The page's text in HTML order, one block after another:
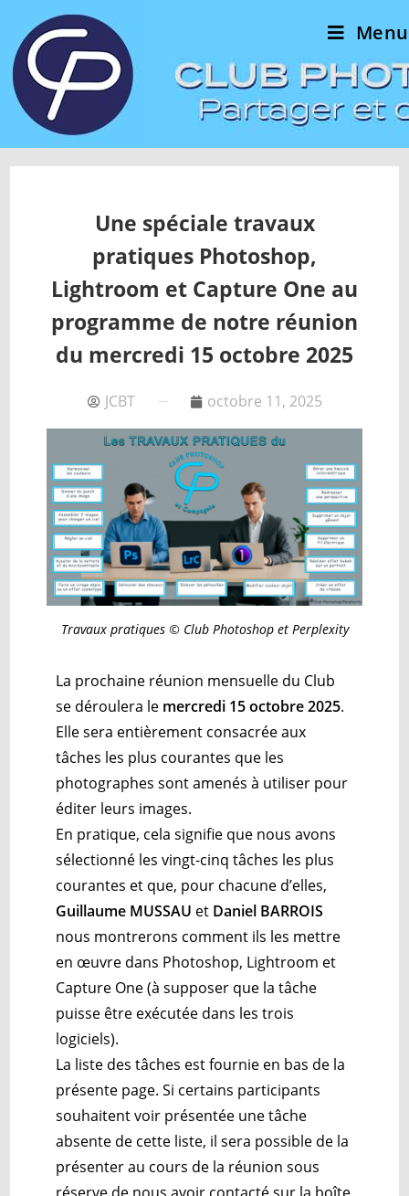
Menu
Une spéciale travaux
pratiques Photoshop,
Lightroom et Capture One au
programme de notre réunion
du mercredi 15 octobre 2025
JCBT octobre 11, 2025
Travaux pratiques © Club Photoshop et Perplexity
La prochaine réunion mensuelle du Club
se déroulera le mercredi 15 octobre 2025.
Elle sera entièrement consacrée aux
tâches les plus courantes que les
photographes sont amenés à utiliser pour
éditer leurs images.
En pratique, cela signifie que nous avons
sélectionné les vingt-cinq tâches les plus
courantes et que, pour chacune d’elles,
Guillaume MUSSAU et Daniel BARROIS
nous montrerons comment ils les mettre
en œuvre dans Photoshop, Lightroom et
Capture One (à supposer que la tâche
puisse être exécutée dans les trois
logiciels).
La liste des tâches est fournie en bas de la
présente page. Si certains participants
souhaitent voir présentée une tâche
absente de cette liste, il sera possible de la
présenter au cours de la réunion sous